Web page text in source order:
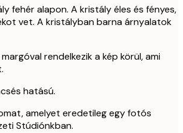
fehér alapon. A kristály éles és fényes,
vet. A kristályban barna árnyalatok
rendelkezik a kép körül, ami
hatású.
amelyet eredetileg egy fotós
Stúdiónkban.